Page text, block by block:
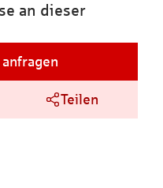
an dieser
Teilen